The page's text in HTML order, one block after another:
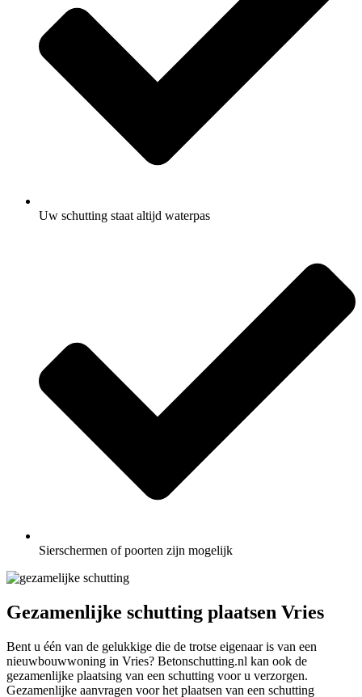
Uw schutting staat altijd waterpas
Sierschermen of poorten zijn mogelijk
Gezamenlijke schutting plaatsen Vries
Bent u één van de gelukkige die de trotse eigenaar is van een
nieuwbouwwoning in Vries? Betonschutting.nl kan ook de
gezamenlijke plaatsing van een schutting voor u verzorgen.
Gezamenlijke aanvragen voor het plaatsen van een schutting